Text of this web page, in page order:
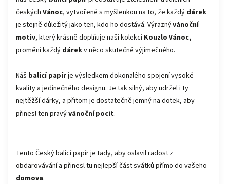
českých Vánoc, vytvořené s myšlenkou na to, že každý dárek
je stejně důležitý jako ten, kdo ho dostává. Výraznývánoční
motiv, který krásně doplňuje naši kolekci Kouzlo Vánoc,
promění každý dárekv něco skutečně výjimečného.
Náš balicí papírje výsledkem dokonalého spojení vysoké
kvality a jedinečného designu. Je tak silný, aby udržel i ty
nejtěžší dárky, a přitom je dostatečně jemný na dotek, aby
přinesl ten pravývánoční pocit.
Tento Český balicí papír je tady, aby oslavil radost z
obdarovávání a přinesl tu nejlepší část svátků přímo do vašeho
domova.